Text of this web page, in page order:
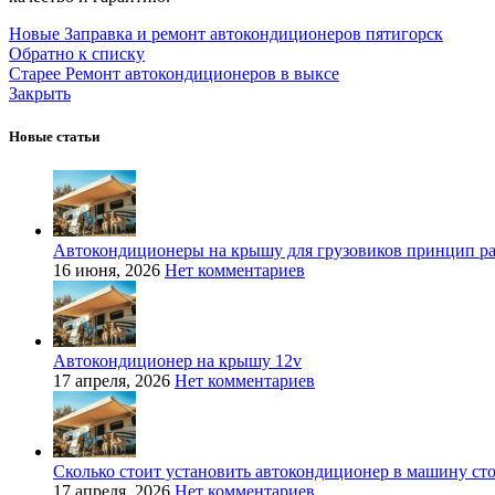
Новые Заправка и ремонт автокондиционеров пятигорск
Обратно к списку
Старее Ремонт автокондиционеров в выксе
Закрыть
Новые статьи
Автокондиционеры на крышу для грузовиков принцип
16 июня, 2026 Нет комментариев
Автокондиционер на крышу 12v
17 апреля, 2026 Нет комментариев
Сколько стоит установить автокондиционер в машину